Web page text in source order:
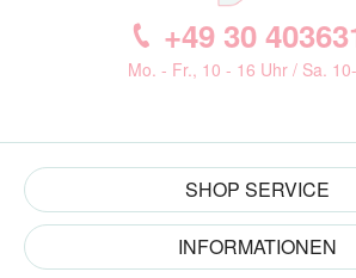
+49 30
Mo. - Fr., 10 - 16 Uhr / Sa.
SHOP SERVICE
INFORMATIONEN